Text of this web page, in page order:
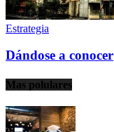
Estrategia
Dándose a conocer
Mas polulares